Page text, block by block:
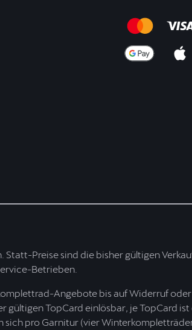
Preise sind die bisher gültigen
Betrieben.
Angebote bis auf Widerruf
TopCard einlösbar, je TopCard ist
pro Garnitur (vier